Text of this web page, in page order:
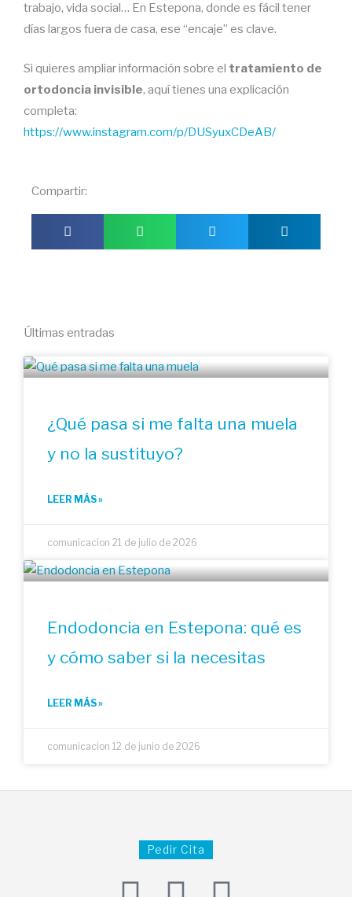
trabajo, vida social… En Estepona, donde es fácil tener
días largos fuera de casa, ese “encaje” es clave.
Si quieres ampliar información sobre el tratamiento de
ortodoncia invisible, aquí tienes una explicación
completa:
https://www.instagram.com/p/DUSyuxCDeAB/
Compartir:
Últimas entradas
¿Qué pasa si me falta una muela
y no la sustituyo?
LEER MÁS »
comunicacion 21 de julio de 2026
Endodoncia en Estepona: qué es
y cómo saber si la necesitas
LEER MÁS »
comunicacion 12 de junio de 2026
Pedir Cita